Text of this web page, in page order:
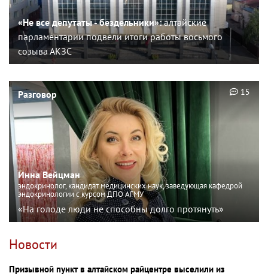
«Не все депутаты - бездельники»:алтайские
парламентарии подвели итоги работы восьмого
созыва АКЗС
Разговор
Инна Вейцман
эндокринолог, кандидат медицинских наук, заведующая кафедрой
эндокринологии с курсом ДПО АГМУ
«На голоде люди не способны долго протянуть»
15
Новости
Призывной пункт в алтайском райцентре выселили из